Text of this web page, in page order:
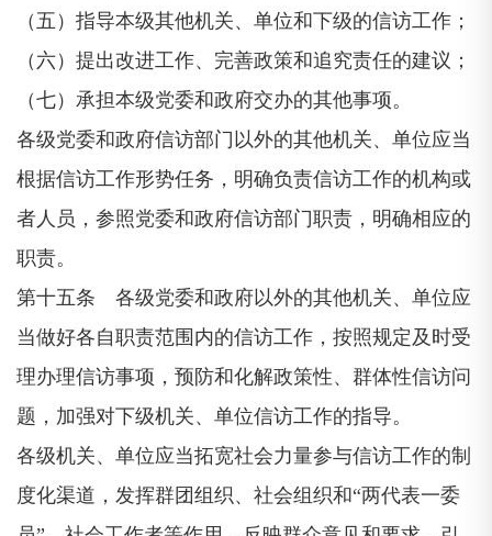
（五）指导本级其他机关、单位和下级的信访工作；
（六）提出改进工作、完善政策和追究责任的建议；
（七）承担本级党委和政府交办的其他事项。
各级党委和政府信访部门以外的其他机关、单位应当
根据信访工作形势任务，明确负责信访工作的机构或
者人员，参照党委和政府信访部门职责，明确相应的
职责。
第十五条 各级党委和政府以外的其他机关、单位应
当做好各自职责范围内的信访工作，按照规定及时受
理办理信访事项，预防和化解政策性、群体性信访问
题，加强对下级机关、单位信访工作的指导。
各级机关、单位应当拓宽社会力量参与信访工作的制
度化渠道，发挥群团组织、社会组织和“两代表一委